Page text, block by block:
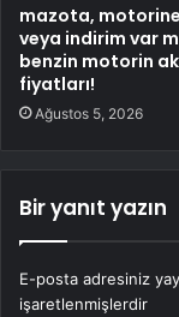
mazota,
veya indirim var
benzin motorin
fiyatları!
Ağustos 5, 2026
Bir yanıt yazın
E-posta adresiniz
işaretlenmişlerdir